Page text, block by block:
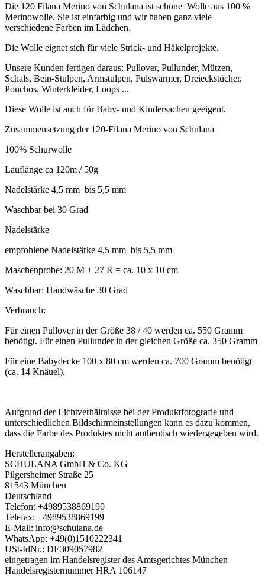
Die 120 Filana Merino von Schulana ist schöne Wolle aus 100 %
Merinowolle. Sie ist einfarbig und wir haben ganz viele
verschiedene Farben im Lädchen.
Die Wolle eignet sich für viele Strick- und Häkelprojekte.
Unsere Kunden fertigen daraus: Pullover, Pullunder, Mützen,
Schals, Bein-Stulpen, Armstulpen, Pulswärmer, Dreieckstücher,
Ponchos, Winterkleider, Loops ...
Diese Wolle ist auch für Baby- und Kindersachen geeigent.
Zusammensetzung der 120-Filana Merino von Schulana
100% Schurwolle
Lauflänge ca 120m / 50g
Nadelstärke 4,5 mm bis 5,5 mm
Waschbar bei 30 Grad
Nadelstärke
empfohlene Nadelstärke 4,5 mm bis 5,5 mm
Maschenprobe: 20 M + 27 R = ca. 10 x 10 cm
Waschbar: Handwäsche 30 Grad
Verbrauch:
Für einen Pullover in der Größe 38 / 40 werden ca. 550 Gramm
benötigt. Für einen Pullunder in der gleichen Größe ca. 350 Gramm
Für eine Babydecke 100 x 80 cm werden ca. 700 Gramm benötigt
(ca. 14 Knäuel).
Aufgrund der Lichtverhältnisse bei der Produktfotografie und
unterschiedlichen Bildschirmeinstellungen kann es dazu kommen,
dass die Farbe des Produktes nicht authentisch wiedergegeben wird.
Herstellerangaben:
SCHULANA GmbH & Co. KG
Pilgersheimer Straße 25
81543 München
Deutschland
Telefon: +4989538869190
Telefax: +4989538869199
E-Mail: info@schulana.de
WhatsApp: +49(0)1510222341
USt-IdNr.: DE309057982
eingetragen im Handelsregister des Amtsgerichtes München
Handelsregisternummer HRA 106147